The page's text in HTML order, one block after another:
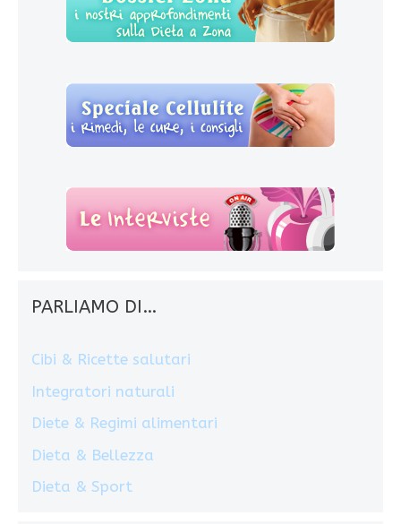
PARLIAMO DI…
Cibi & Ricette salutari
Integratori naturali
Diete & Regimi alimentari
Dieta & Bellezza
Dieta & Sport